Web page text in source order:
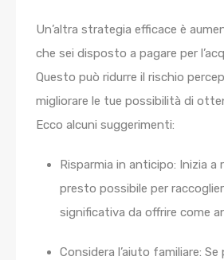
Un’altra strategia efficace è
che sei disposto a pagare per
Questo può ridurre il rischio
migliorare le tue possibilità di
Ecco alcuni suggerimenti:
Risparmia in anticipo: Inizia a
presto possibile per
significativa da offrire come
Considera l’aiuto familiare: Se